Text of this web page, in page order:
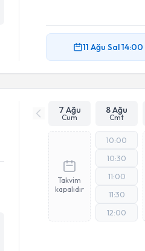
11 Ağu Sal14:00
7 Ağu
Cum
8 Ağu
Cmt
Takvim
kapalıdır
10:00
10:30
11:00
11:30
12:00